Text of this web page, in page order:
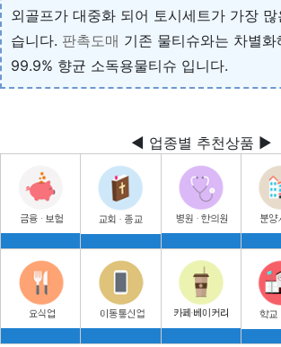
외골프가 대중화 되어 토시세트가 가장
습니다. 판촉도매 기존 물티슈와는 차별화
99.9% 향균 소독용물티슈 입니다.
◀ 업종별 추천상품 ▶